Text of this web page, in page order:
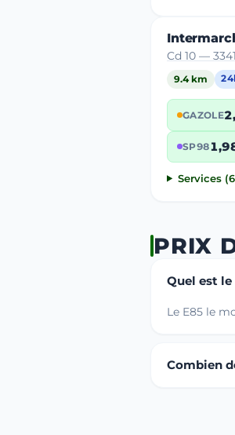
Cd 10 —
9.4 km
GAZOLE
SP98
Services
PRIX
Quel est le
Le E85 le
Combien